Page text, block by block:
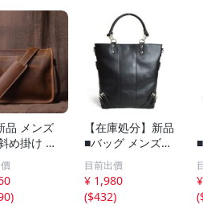
品 メンズ
め掛け メ
ジャーバッ
ュアル 牛
類 アウト
ジネスバ
)
【在庫処分】新品
■バッグ メンズ
トートバッグ 大
容量 2way ショル
ダーバッグ 軽量
ビジネス A4 B4
目前出價
¥ 1,980
($432)
(